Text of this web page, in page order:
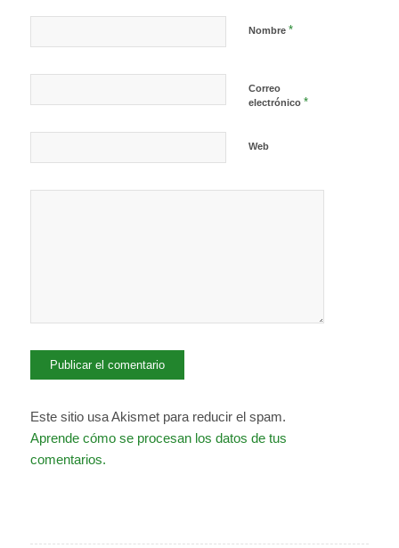
Nombre *
Correo
electrónico *
Web
Este sitio usa Akismet para reducir el spam.
Aprende cómo se procesan los datos de tus
comentarios.